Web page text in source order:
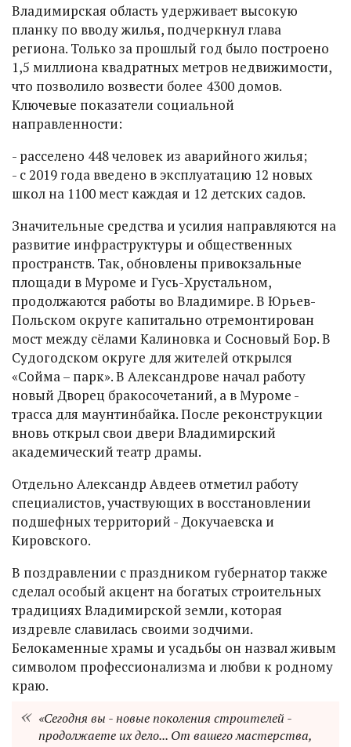
Владимирская область удерживает высокую
планку по вводу жилья, подчеркнул глава
региона. Только за прошлый год было построено
1,5 миллиона квадратных метров недвижимости,
что позволило возвести более 4300 домов.
Ключевые показатели социальной
направленности:
- расселено 448 человек из аварийного жилья;
- с 2019 года введено в эксплуатацию 12 новых
школ на 1100 мест каждая и 12 детских садов.
Значительные средства и усилия направляются на
развитие инфраструктуры и общественных
пространств. Так, обновлены привокзальные
площади в Муроме и Гусь-Хрустальном,
продолжаются работы во Владимире. В Юрьев-
Польском округе капитально отремонтирован
мост между сёлами Калиновка и Сосновый Бор. В
Судогодском округе для жителей открылся
«Сойма – парк». В Александрове начал работу
новый Дворец бракосочетаний, а в Муроме -
трасса для маунтинбайка. После реконструкции
вновь открыл свои двери Владимирский
академический театр драмы.
Отдельно Александр Авдеев отметил работу
специалистов, участвующих в восстановлении
подшефных территорий - Докучаевска и
Кировского.
В поздравлении с праздником губернатор также
сделал особый акцент на богатых строительных
традициях Владимирской земли, которая
издревле славилась своими зодчими.
Белокаменные храмы и усадьбы он назвал живым
символом профессионализма и любви к родному
краю.
«Сегодня вы - новые поколения строителей -
продолжаете их дело... От вашего мастерства,